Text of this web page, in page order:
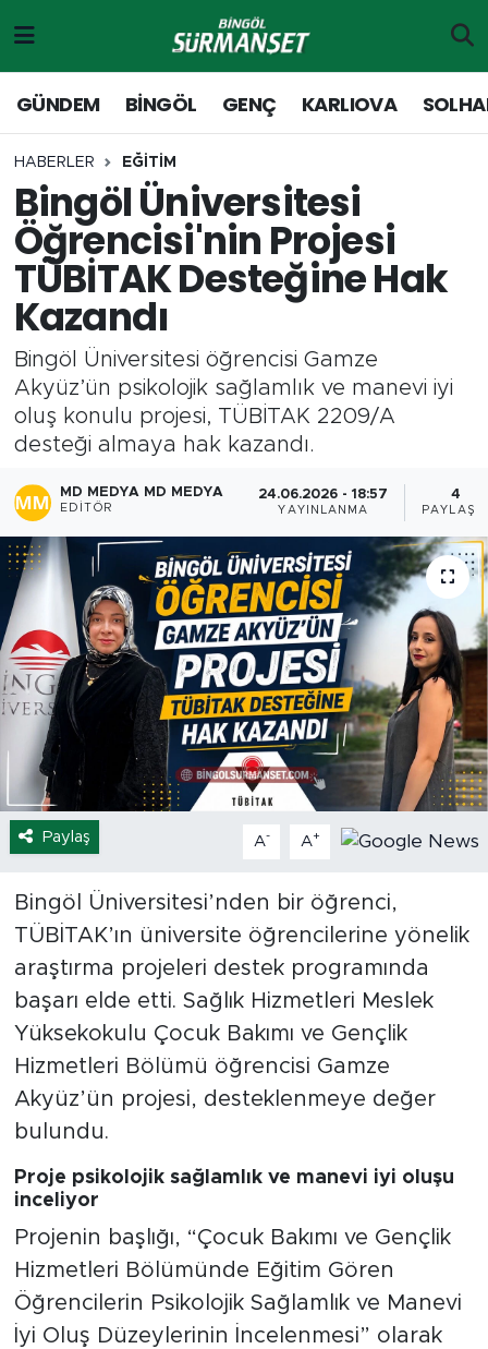
GÜNDEM BİNGÖL GENÇ KARLIOVA
HABERLER EĞİTİM
Bingöl Üniversitesi
Öğrencisi'nin Projesi
TÜBİTAK Desteğine Hak
Kazandı
Bingöl Üniversitesi öğrencisi Gamze
Akyüz’ün psikolojik sağlamlık ve manevi iyi
oluş konulu projesi, TÜBİTAK 2209/A
desteği almaya hak kazandı.
MD MEDYA MD MEDYA
EDITÖR
24.06.2026 - 18:57
YAYINLANMA
4
Paylaş A- A+
Bingöl Üniversitesi’nden bir öğrenci,
TÜBİTAK’ın üniversite öğrencilerine yönelik
araştırma projeleri destek programında
başarı elde etti. Sağlık Hizmetleri Meslek
Yüksekokulu Çocuk Bakımı ve Gençlik
Hizmetleri Bölümü öğrencisi Gamze
Akyüz’ün projesi, desteklenmeye değer
bulundu.
Proje psikolojik sağlamlık ve manevi iyi oluşu
inceliyor
Projenin başlığı, “Çocuk Bakımı ve Gençlik
Hizmetleri Bölümünde Eğitim Gören
Öğrencilerin Psikolojik Sağlamlık ve Manevi
İyi Oluş Düzeylerinin İncelenmesi” olarak
Genç
Solhan
Karlıova
Adaklı-Kiğı
Yayladere-Yedisu
MD Prestij Dergisi
Yaşam
Sağlık
Eğitim
Ekonomi
Hava Durumu
Bingöl Kaza Haberleri
Merkez Hava Durumu
Merkez Trafik Yoğunluk Haritası
Süper Lig Puan Durumu ve Fikstür
Tüm Manşetler
Son Dakika Haberleri
Haber Arşivi